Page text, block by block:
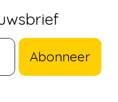
Abonneer